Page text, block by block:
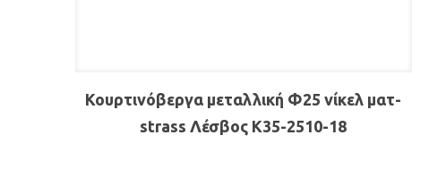
Κουρτινόβεργα μεταλλική Φ25 νίκελ ματ-
strass Λέσβος Κ35-2510-18